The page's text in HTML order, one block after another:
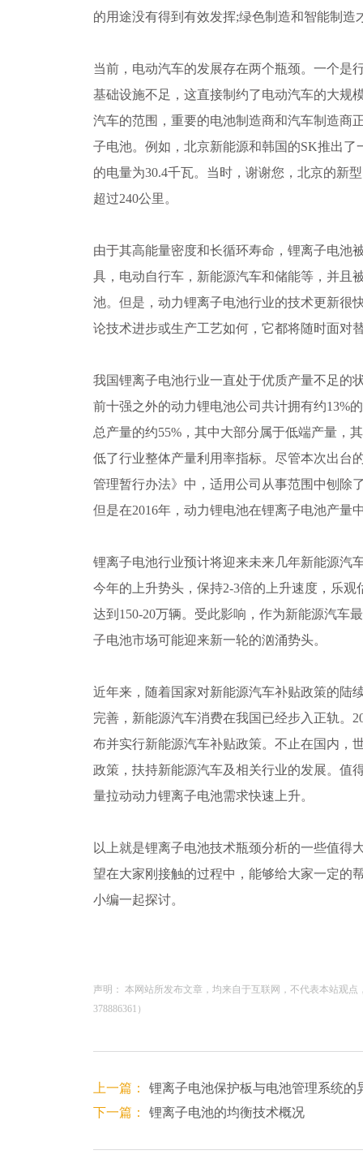
的用途没有得到有效发挥;绿色制造和智能制造
当前，电动汽车的发展存在两个瓶颈。一个是
基础设施不足，这直接制约了电动汽车的大规
汽车的范围，重要的电池制造商和汽车制造商
子电池。例如，北京新能源和韩国的SK推出了
的电量为30.4千瓦。当时，谢谢您，北京的新
超过240公里。
由于其高能量密度和长循环寿命，锂离子电池
具，电动自行车，新能源汽车和储能等，并且
池。但是，动力锂离子电池行业的技术更新很
论技术进步或生产工艺如何，它都将随时面对
我国锂离子电池行业一直处于优质产量不足的
前十强之外的动力锂电池公司共计拥有约13%
总产量的约55%，其中大部分属于低端产量，
低了行业整体产量利用率指标。尽管本次出台
管理暂行办法》中，适用公司从事范围中刨除
但是在2016年，动力锂电池在锂离子电池产量
锂离子电池行业预计将迎来未来几年新能源汽
今年的上升势头，保持2-3倍的上升速度，乐
达到150-20万辆。受此影响，作为新能源汽车
子电池市场可能迎来新一轮的汹涌势头。
近年来，随着国家对新能源汽车补贴政策的陆
完善，新能源汽车消费在我国已经步入正轨。
布并实行新能源汽车补贴政策。不止在国内，
政策，扶持新能源汽车及相关行业的发展。值
量拉动动力锂离子电池需求快速上升。
以上就是锂离子电池技术瓶颈分析的一些值得
望在大家刚接触的过程中，能够给大家一定的
小编一起探讨。
声明： 本网站所发布文章，均来自于互联网，不代表本站观
378886361）
上一篇：
锂离子电池保护板与电池管理系统的
下一篇：
锂离子电池的均衡技术概况